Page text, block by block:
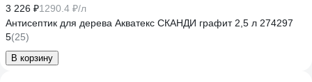
3 226 ₽1290.4 ₽/л
Антисептик для дерева Акватекс СКАНДИ графит 2,5 л 274297
5(25)
В корзину